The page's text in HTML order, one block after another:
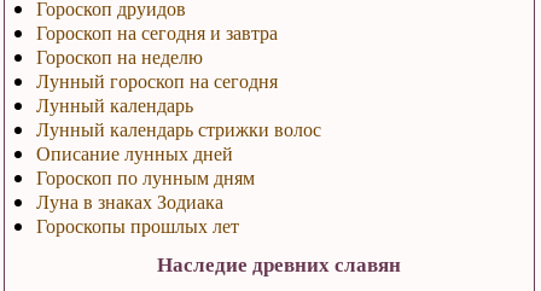
Гороскоп друидов
Гороскоп на сегодня и завтра
Гороскоп на неделю
Лунный гороскоп на сегодня
Лунный календарь
Лунный календарь стрижки волос
Описание лунных дней
Гороскоп по лунным дням
Луна в знаках Зодиака
Гороскопы прошлых лет
Наследие древних славян